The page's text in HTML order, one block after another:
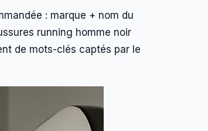
: marque + nom du
running homme noir
de mots-clés captés par le